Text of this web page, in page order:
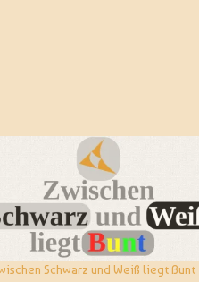
Schwarz und Weiß liegt Bunt